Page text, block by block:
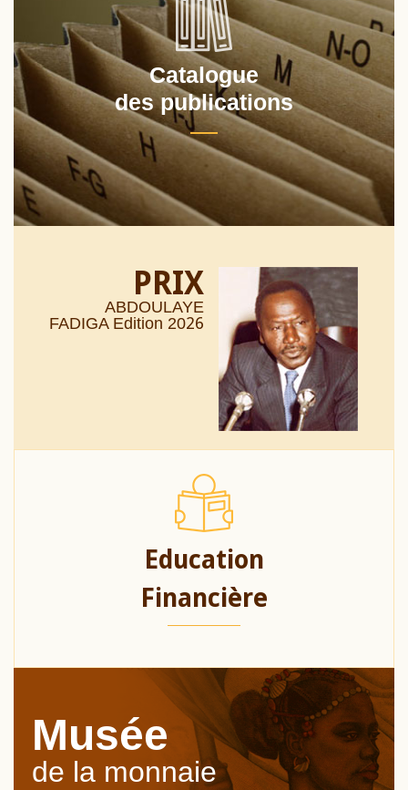
Catalogue
des publications
PRIX
ABDOULAYE
FADIGA Edition 2026
Education
Financière
Musée
de la monnaie